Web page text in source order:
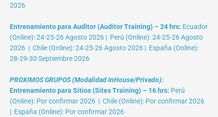
2026
Entrenamiento para Auditor (Auditor Training) – 24 hrs: Ecuador
(Online): 24-25-26 Agosto 2026 | Perú (Online): 24-25-26 Agosto
2026 | Chile (Online): 24-25-26 Agosto 2026 | España (Online):
28-29-30 Septiembre 2026
PROXIMOS GRUPOS (Modalidad InHouse/Privado):
Entrenamiento para Sitios (Sites Training) – 16 hrs: Perú
(Online): Por confirmar 2026 | Chile (Online): Por confirmar 2026
| España (Online): Por confirmar 2026